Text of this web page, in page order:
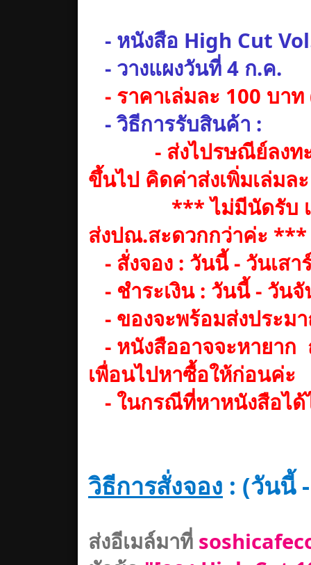
- หนังสือ High Cut
- วางแผงวันที่ 4 ก.ค.
- ราคาเล่มละ 100 บา
- วิธีการรับสินค้า :
- ส่งไปรษณีย์ลงท
ขึ้นไป คิดค่าส่งเพิ่มเล่มล
*** ไม่มีนัดรับ เพรา
ส่งปณ.สะดวกกว่าค่ะ ***
- สั่งจอง : วันนี้ - วันเส
- ชำระเงิน : วันนี้ - วัน
- ของจะพร้อมส่งประม
- หนังสืออาจจะหายาก
เพื่อนไปหาซื้อให้ก่อนค่ะ
- ในกรณีที่หาหนังสือได้
วิธีการสั่งจอง : (วันนี้
ส่งอีเมล์มาที่